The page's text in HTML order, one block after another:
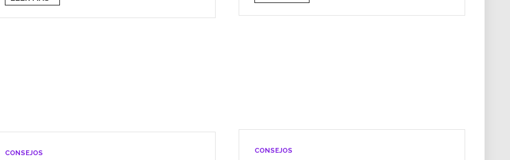
CONSEJOS
CONSEJOS